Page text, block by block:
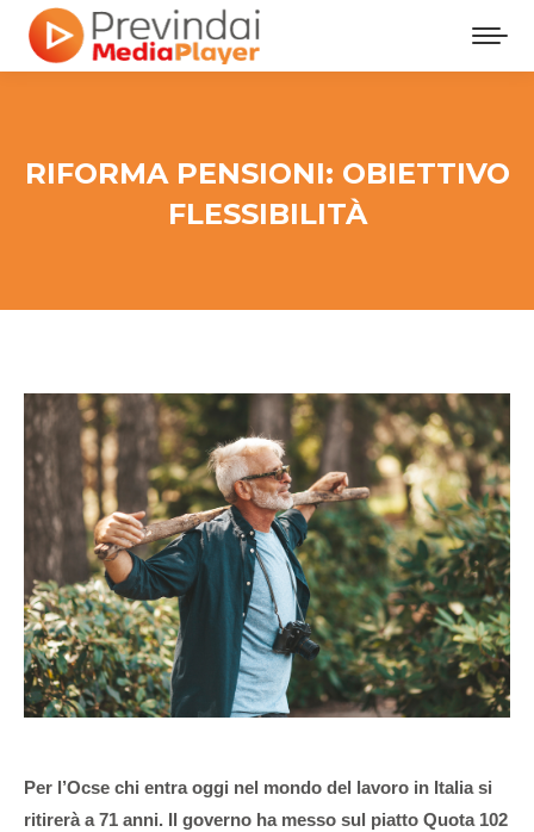
RIFORMA PENSIONI: OBIETTIVO
FLESSIBILITÀ
Per l’Ocse chi entra oggi nel mondo del lavoro in Italia si
ritirerà a 71 anni. Il governo ha messo sul piatto Quota 102